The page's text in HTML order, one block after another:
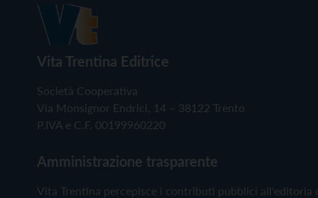
Vita Trentina Editrice
Società Cooperativa
Via Monsignor Endrici, 14 – 38122 Trento
P.IVA e C.F. 00199960220
Amministrazione trasparente
Vita Trentina percepisce i contributi pubblici all'editoria